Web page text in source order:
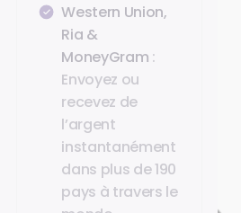
Western Union,
Ria &
MoneyGram :
Envoyez ou
recevez de
l’argent
instantanément
dans plus de 190
pays à travers le